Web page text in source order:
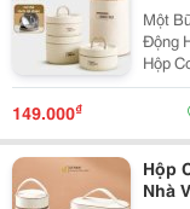
Một
Động
Hộp
Xếp
Trong
Với
149.000₫
Hộp
Nhà